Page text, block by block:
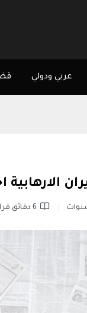
عربي ودولي
الارهابية
6 دقائق قراءة